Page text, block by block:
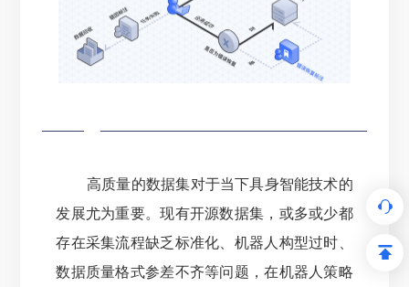
高质量的数据集对于当下具身智能技术的
发展尤为重要。现有开源数据集，或多或少都
存在采集流程缺乏标准化、机器人构型过时、
数据质量格式参差不齐等问题，在机器人策略